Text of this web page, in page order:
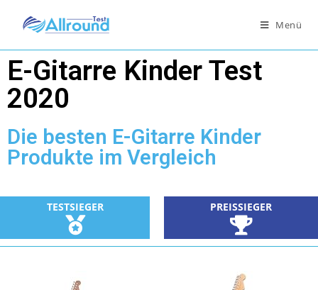
Menü
E-Gitarre Kinder Test
2020
Die besten E-Gitarre Kinder
Produkte im Vergleich
TESTSIEGER PREISSIEGER